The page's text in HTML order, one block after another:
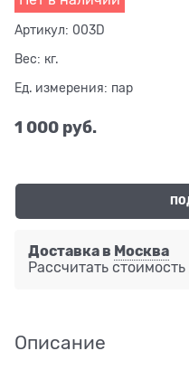
Артикул: 003D
Вес: кг.
Ед. измерения: пар
1 000 руб.
Доставка в Москва
Рассчитать
Описание